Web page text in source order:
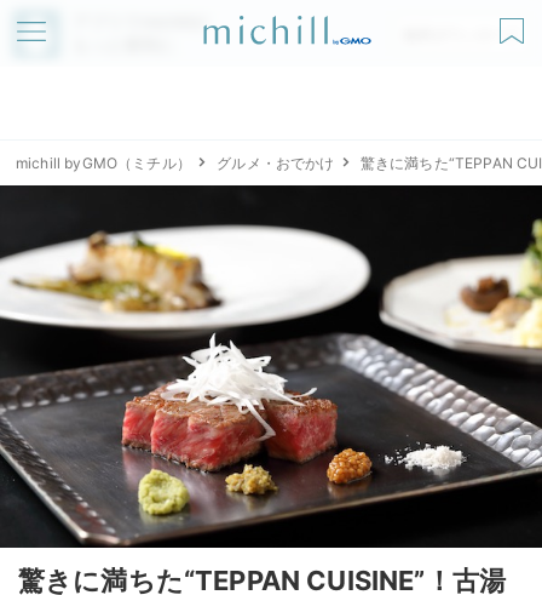
アプリでmichillが
無料ダウンロード
michill byGMO（ミチル） グルメ・おでかけ 驚きに満ちた“TEPPAN
驚きに満ちた“TEPPAN CUISINE”！古湯